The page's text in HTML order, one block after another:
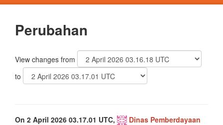
Perubahan
View changes from
to
On 2 April 2026 03.17.01 UTC,
Dinas Pemberdayaan